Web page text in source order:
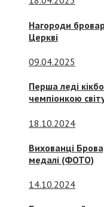
Нагороди
Церкві
09.04.2025
Перша леді
чемпіонкою
18.10.2024
Вихованці
медалі (ФОТО)
14.10.2024